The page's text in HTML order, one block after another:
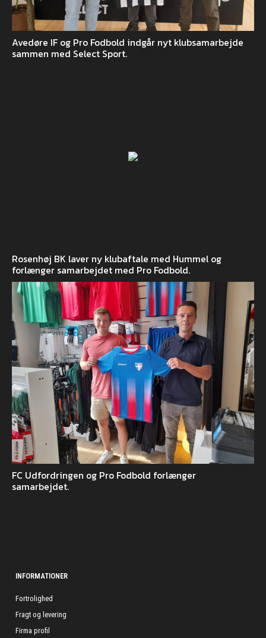
Avedøre IF og Pro Fodbold indgår nyt klubsamarbejde
sammen med Select Sport.
Rosenhøj BK laver ny klubaftale med Hummel og
forlænger samarbejdet med Pro Fodbold.
FC Udfordringen og Pro Fodbold forlænger
samarbejdet.
INFORMATIONER
Fortrolighed
Fragt og levering
Firma profil